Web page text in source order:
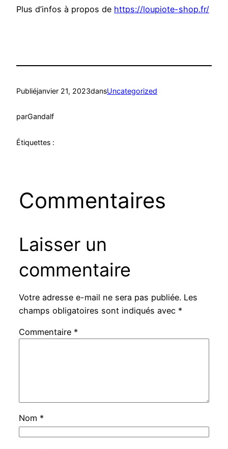
Plus d’infos à propos de https://loupiote-shop.fr/
Publiéjanvier 21, 2023dansUncategorized
parGandalf
Étiquettes :
Commentaires
Laisser un
commentaire
Votre adresse e-mail ne sera pas publiée. Les
champs obligatoires sont indiqués avec *
Commentaire *
Nom *